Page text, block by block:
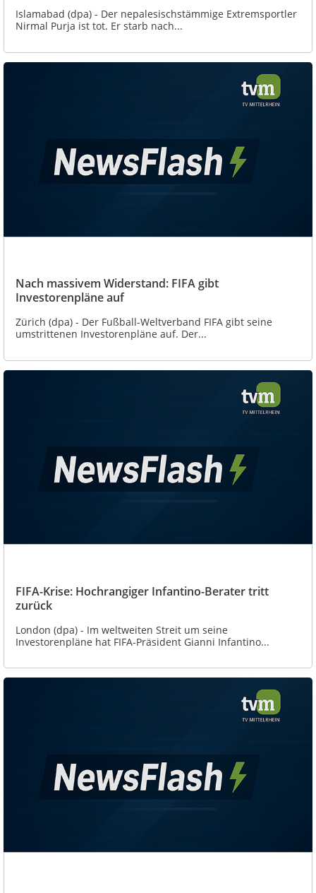
Islamabad (dpa) - Der nepalesischstämmige Extremsportler
Nirmal Purja ist tot. Er starb nach...
Nach massivem Widerstand: FIFA gibt
Investorenpläne auf
Zürich (dpa) - Der Fußball-Weltverband FIFA gibt seine
umstrittenen Investorenpläne auf. Der...
FIFA-Krise: Hochrangiger Infantino-Berater tritt
zurück
London (dpa) - Im weltweiten Streit um seine
Investorenpläne hat FIFA-Präsident Gianni Infantino...